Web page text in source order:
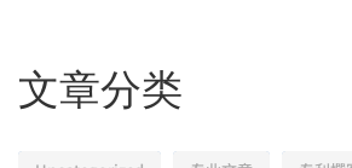
文章分类